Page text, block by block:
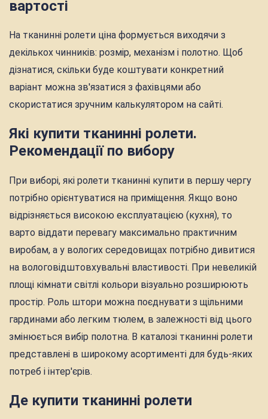
вартості
На тканинні ролети ціна формується виходячи з
декількох чинників: розмір, механізм і полотно. Щоб
дізнатися, скільки буде коштувати конкретний
варіант можна зв'язатися з фахівцями або
скористатися зручним калькулятором на сайті.
Які купити тканинні ролети.
Рекомендації по вибору
При виборі, які ролети тканинні купити в першу чергу
потрібно орієнтуватися на приміщення. Якщо воно
відрізняється високою експлуатацією (кухня), то
варто віддати перевагу максимально практичним
виробам, а у вологих середовищах потрібно дивитися
на вологовідштовхувальні властивості. При невеликій
площі кімнати світлі кольори візуально розширюють
простір. Роль штори можна поєднувати з щільними
гардинами або легким тюлем, в залежності від цього
змінюється вибір полотна. В каталозі тканинні ролети
представлені в широкому асортименті для будь-яких
потреб і інтер'єрів.
Де купити тканинні ролети